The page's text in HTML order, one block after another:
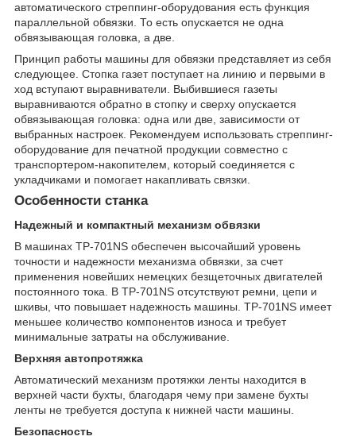
автоматического стреппинг-оборудования есть функция
параллельной обвязки. То есть опускается не одна
обвязывающая головка, а две.
Принцип работы машины для обвязки представляет из себя
следующее. Стопка газет поступает на линию и первыми в
ход вступают выравниватели. Выбившиеся газеты
выравниваются обратно в стопку и сверху опускается
обвязывающая головка: одна или две, зависимости от
выбранных настроек. Рекомендуем использовать стреппинг-
оборудование для печатной продукции совместно с
транспортером-накопителем, который соединяется с
укладчиками и помогает накапливать связки.
Особенности станка
Надежный и компактный механизм обвязки
В машинах TP-701NS обеспечен высочайший уровень
точности и надежности механизма обвязки, за счет
применения новейших немецких безщеточных двигателей
постоянного тока. В TP-701NS отсутствуют ремни, цепи и
шкивы, что повышает надежность машины. TP-701NS имеет
меньшее количество компонентов износа и требует
минимальные затраты на обслуживание.
Верхняя автопротяжка
Автоматический механизм протяжки ленты находится в
верхней части бухты, благодаря чему при замене бухты
ленты не требуется доступа к нижней части машины.
Безопасность